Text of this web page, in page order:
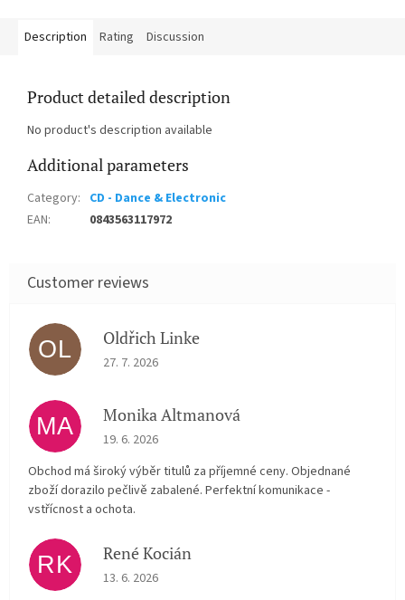
Description Rating Discussion
Product detailed description
No product's description available
Additional parameters
Category: CD - Dance & Electronic
EAN: 0843563117972
OL Oldřich Linke
The store rating is 5 out of 5 stars.
27. 7. 2026
MA Monika Altmanová
The store rating is 5 out of 5 stars.
19. 6. 2026
Obchod má široký výběr titulů za příjemné ceny. Objednané
zboží dorazilo pečlivě zabalené. Perfektní komunikace -
vstřícnost a ochota.
RK René Kocián
The store rating is 5 out of 5 stars.
13. 6. 2026